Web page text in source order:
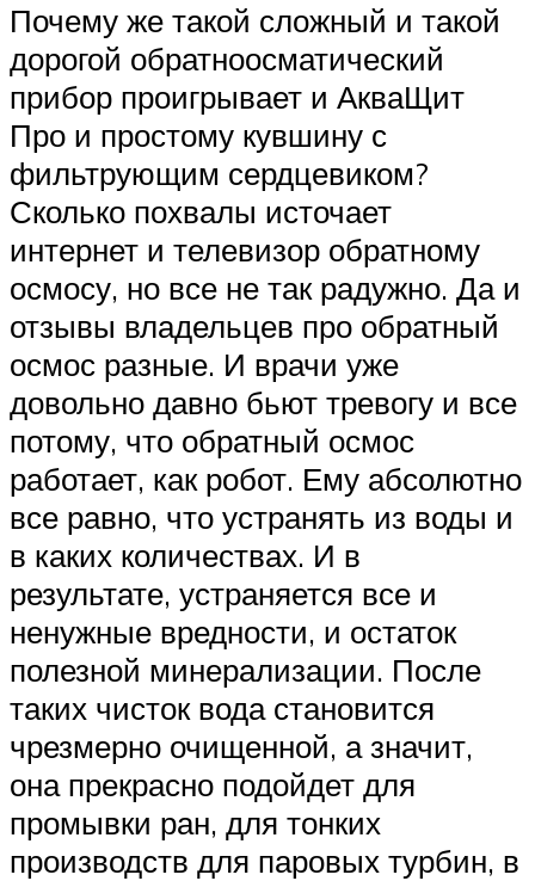
Почему же такой сложный и такой
дорогой обратноосматический
прибор проигрывает и АкваЩит
Про и простому кувшину с
фильтрующим сердцевиком?
Сколько похвалы источает
интернет и телевизор обратному
осмосу, но все не так радужно. Да и
отзывы владельцев про обратный
осмос разные. И врачи уже
довольно давно бьют тревогу и все
потому, что обратный осмос
работает, как робот. Ему абсолютно
все равно, что устранять из воды и
в каких количествах. И в
результате, устраняется все и
ненужные вредности, и остаток
полезной минерализации. После
таких чисток вода становится
чрезмерно очищенной, а значит,
она прекрасно подойдет для
промывки ран, для тонких
производств для паровых турбин, в